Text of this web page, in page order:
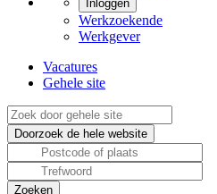
Inloggen
Werkzoekende
Werkgever
Vacatures
Gehele site